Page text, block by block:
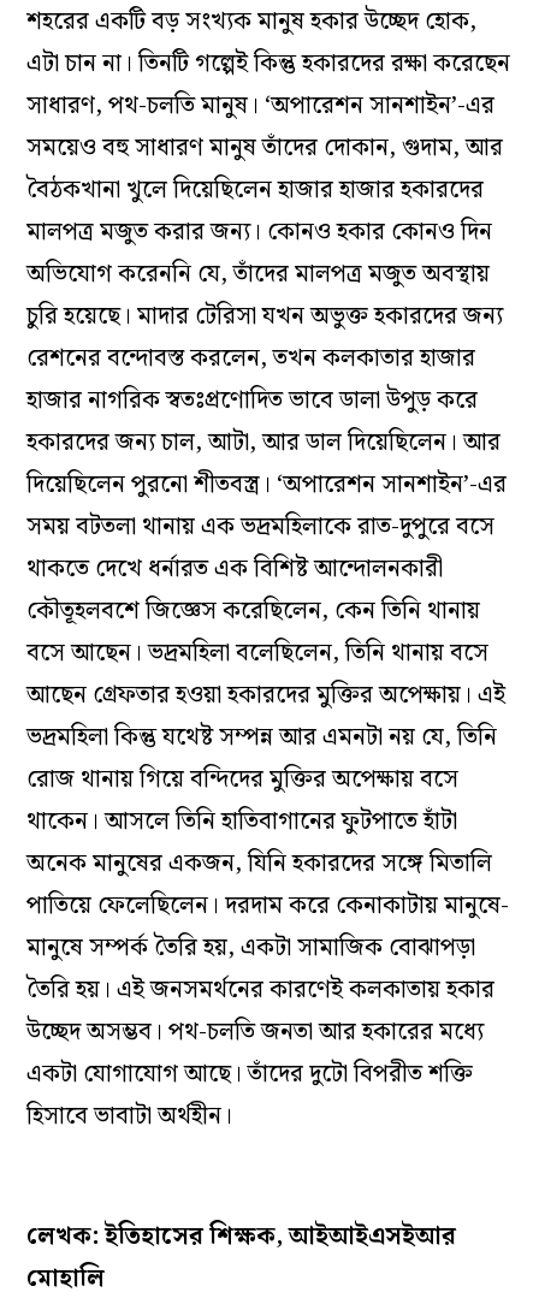
শহরের একটি বড় সংখ্যক মানুষ হকার উচ্ছেদ হোক,
এটা চান না। তিনটি গল্পেই কিন্তু হকারদের রক্ষা করেছেন
সাধারণ, পথ-চলতি মানুষ। ‘অপারেশন সানশাইন’-এর
সময়েও বহু সাধারণ মানুষ তাঁদের দোকান, গুদাম, আর
বৈঠকখানা খুলে দিয়েছিলেন হাজার হাজার হকারদের
মালপত্র মজুত করার জন্য। কোনও হকার কোনও দিন
অভিযোগ করেননি যে, তাঁদের মালপত্র মজুত অবস্থায়
চুরি হয়েছে। মাদার টেরিসা যখন অভুক্ত হকারদের জন্য
রেশনের বন্দোবস্ত করলেন, তখন কলকাতার হাজার
হাজার নাগরিক স্বতঃপ্রণোদিত ভাবে ডালা উপুড় করে
হকারদের জন্য চাল, আটা, আর ডাল দিয়েছিলেন। আর
দিয়েছিলেন পুরনো শীতবস্ত্র। ‘অপারেশন সানশাইন’-এর
সময় বটতলা থানায় এক ভদ্রমহিলাকে রাত-দুপুরে বসে
থাকতে দেখে ধর্নারত এক বিশিষ্ট আন্দোলনকারী
কৌতূহলবশে জিজ্ঞেস করেছিলেন, কেন তিনি থানায়
বসে আছেন। ভদ্রমহিলা বলেছিলেন, তিনি থানায় বসে
আছেন গ্রেফতার হওয়া হকারদের মুক্তির অপেক্ষায়। এই
ভদ্রমহিলা কিন্তু যথেষ্ট সম্পন্ন আর এমনটা নয় যে, তিনি
রোজ থানায় গিয়ে বন্দিদের মুক্তির অপেক্ষায় বসে
থাকেন। আসলে তিনি হাতিবাগানের ফুটপাতে হাঁটা
অনেক মানুষের একজন, যিনি হকারদের সঙ্গে মিতালি
পাতিয়ে ফেলেছিলেন। দরদাম করে কেনাকাটায় মানুষে-
মানুষে সম্পর্ক তৈরি হয়, একটা সামাজিক বোঝাপড়া
তৈরি হয়। এই জনসমর্থনের কারণেই কলকাতায় হকার
উচ্ছেদ অসম্ভব। পথ-চলতি জনতা আর হকারের মধ্যে
একটা যোগাযোগ আছে। তাঁদের দুটো বিপরীত শক্তি
হিসাবে ভাবাটা অর্থহীন।
লেখক: ইতিহাসের শিক্ষক,আইআইএসইআর
মোহালি